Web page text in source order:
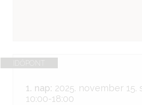
1. nap: 2025. november 15.
10:00-18:00